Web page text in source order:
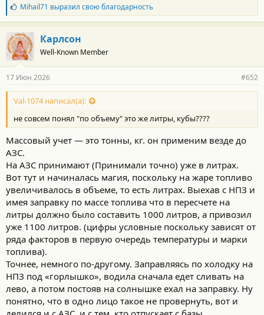
Б
л
а
г
о
д
а
н
о
с
и
:
Mihail71 выразил свою благодарность
Карлсон
Well-Known Member
17 Июн 2026 #652
Val-1074 написал(а):
не совсем понял "по объему" это же литры, кубы????
Массовый учет — это тонны, кг. он применим везде до
АЗС.
На АЗС принимают (Принимали точно) уже в литрах.
Вот тут и начиналась магия, поскольку на жаре топливо
увеличивалось в объеме, то есть литрах. Выехав с НПЗ и
имея заправку по массе топлива что в пересчете на
литры должно было составить 1000 литров, а привозил
уже 1100 литров. (цифры условные поскольку зависят от
ряда факторов в первую очередь температуры и марки
топлива).
Точнее, немного по-другому. Заправляясь по холодку на
НПЗ под «горлышко», водила сначала едет сливать на
лево, а потом постояв на солнышке ехал на заправку. Ну
понятно, что в одно лицо такое не провернуть, вот и